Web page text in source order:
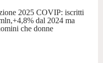
2025 COVIP: iscritti
dal 2024 ma
che donne